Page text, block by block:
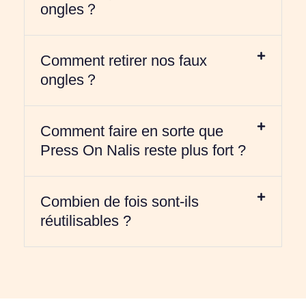
ongles？
Comment retirer nos faux
ongles？
Comment faire en sorte que
Press On Nalis reste plus fort ?
Combien de fois sont-ils
réutilisables ?